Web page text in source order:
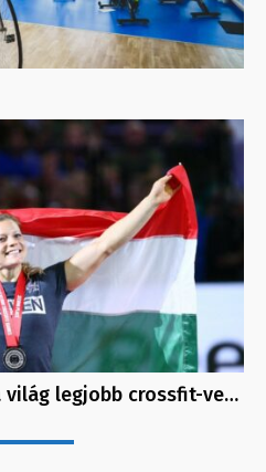
világ legjobb crossfit-ve…